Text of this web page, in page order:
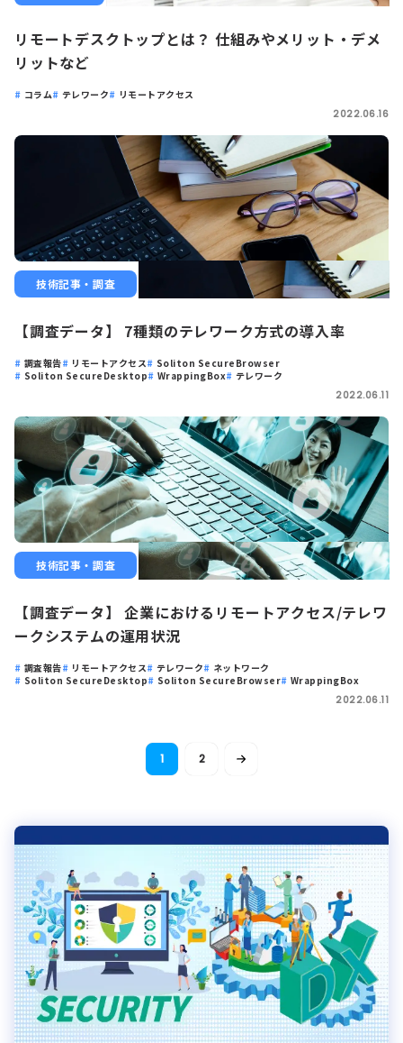
リモートデスクトップとは？ 仕組みやメリット・デメ
リットなど
コラム テレワーク
リモートアクセス
2022.06.16
技術記事・調査
【調査データ】 7種類のテレワーク方式の導入率
調査報告 リモートアクセス
Soliton SecureBrowser
Soliton SecureDesktop
WrappingBox
テレワーク
2022.06.11
技術記事・調査
【調査データ】 企業におけるリモートアクセス/テレワ
ークシステムの運用状況
調査報告 リモートアクセス テレワーク
ネットワーク
Soliton SecureDesktop
Soliton SecureBrowser
WrappingBox
2022.06.11
1 2